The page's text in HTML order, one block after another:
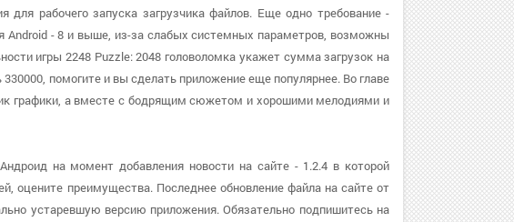
рабочего запуска загрузчика файлов. Еще одно требование -
Android - 8 и выше, из-за слабых системных параметров, возможны
игры 2248 Puzzle: 2048 головоломка укажет сумма загрузок на
помогите и вы сделать приложение еще популярнее. Во главе
графики, а вместе с бодрящим сюжетом и хорошими мелодиями и
на момент добавления новости на сайте - 1.2.4 в которой
оцените преимущества. Последнее обновление файла на сайте от
устаревшую версию приложения. Обязательно подпишитесь на